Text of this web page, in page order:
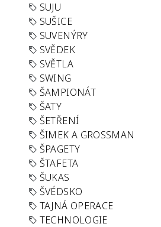
SUJU
SUŠICE
SUVENÝRY
SVĚDEK
SVĚTLA
SWING
ŠAMPIONÁT
ŠATY
ŠETŘENÍ
ŠIMEK A GROSSMAN
ŠPAGETY
ŠTAFETA
ŠUKAS
ŠVÉDSKO
TAJNÁ OPERACE
TECHNOLOGIE